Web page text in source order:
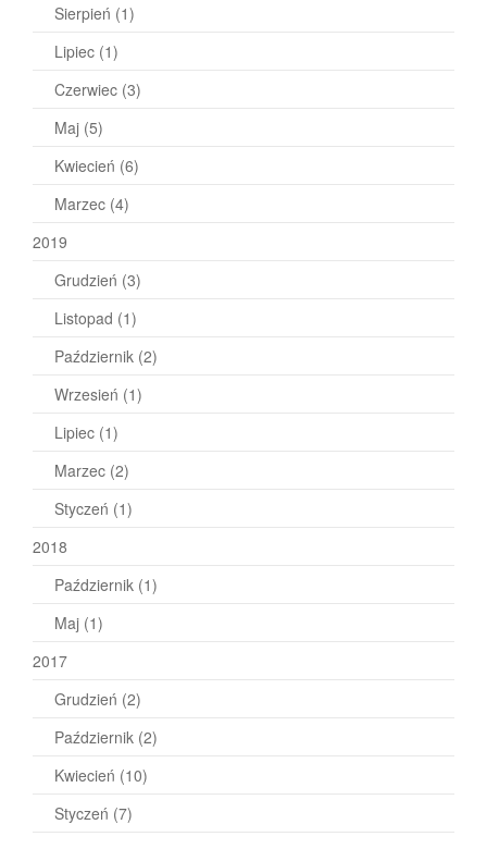
Sierpień (1)
Lipiec (1)
Czerwiec (3)
Maj (5)
Kwiecień (6)
Marzec (4)
2019
Grudzień (3)
Listopad (1)
Październik (2)
Wrzesień (1)
Lipiec (1)
Marzec (2)
Styczeń (1)
2018
Październik (1)
Maj (1)
2017
Grudzień (2)
Październik (2)
Kwiecień (10)
Styczeń (7)